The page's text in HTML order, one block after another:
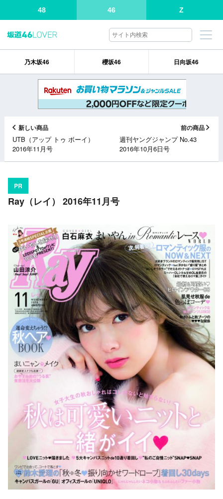
48 46 Z
乃木坂46 櫻坂46 日向坂46
新しい商品
UTB（アップ トゥ ボーイ）
2016年11月号
前の商品
週刊ヤングジャンプ No.43
2016年10月6日号
PR
Ray（レイ） 2016年11月号